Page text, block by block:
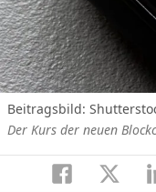
Beitragsbild:
Der Kurs der neuen